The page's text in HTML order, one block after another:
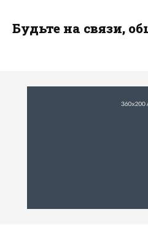
Будьте на связи,